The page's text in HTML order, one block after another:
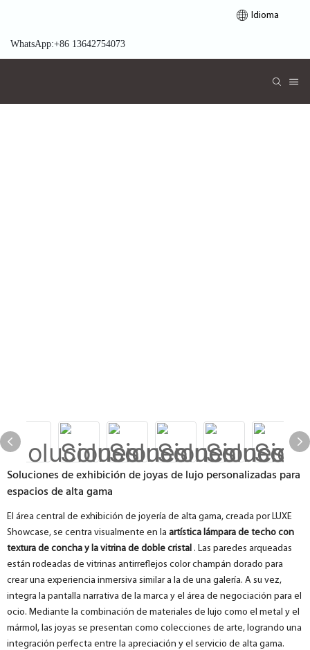
Idioma
WhatsApp:+86 13642754073
Soluciones de exhibición de joyas de lujo personalizadas para
espacios de alta gama
El área central de exhibición de joyería de alta gama, creada por LUXE
Showcase, se centra visualmente en la artística lámpara de techo con
textura de concha y la vitrina de doble cristal . Las paredes arqueadas
están rodeadas de vitrinas antirreflejos color champán dorado para
crear una experiencia inmersiva similar a la de una galería. A su vez,
integra la pantalla narrativa de la marca y el área de negociación para el
ocio. Mediante la combinación de materiales de lujo como el metal y el
mármol, las joyas se presentan como colecciones de arte, logrando una
integración perfecta entre la apreciación y el servicio de alta gama.